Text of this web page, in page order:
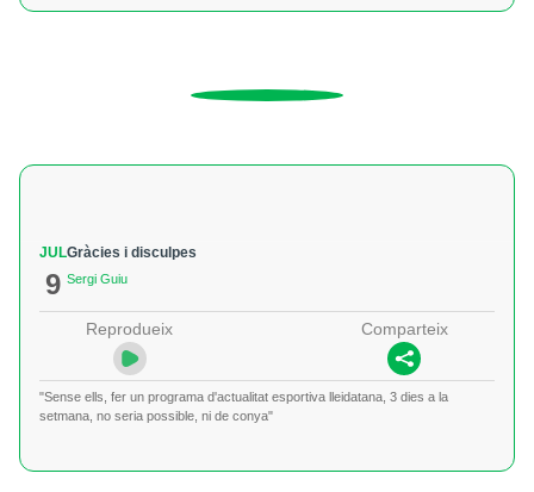
JUL
9
Gràcies i disculpes
Sergi Guiu
Reprodueix Comparteix
"Sense ells, fer un programa d'actualitat esportiva lleidatana, 3 dies a la
setmana, no seria possible, ni de conya"